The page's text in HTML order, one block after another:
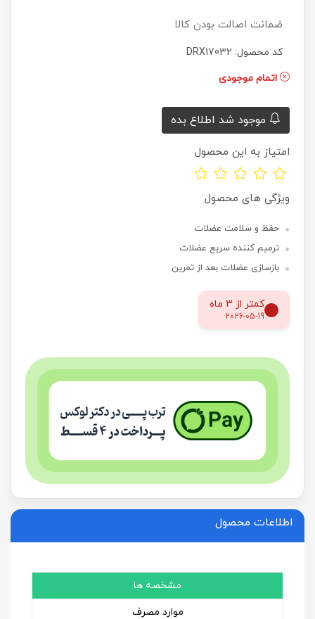
ضمانت اصالت بودن کالا
کد محصول: DRX17032
اتمام موجودی
موجود شد اطلاع بده
امتیاز به این محصول
ویژگی های محصول
حفظ و سلامت عضلات
ترمیم کننده سریع عضلات
بازسازی عضلات بعد از تمرین
کمتر از 3 ماه
2026-05-19
اطلاعات محصول
مشخصه ها
موارد مصرف